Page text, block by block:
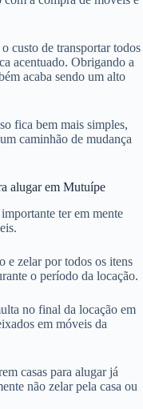
custo de transportar todos
acentuado. Obrigando a
acaba sendo um alto
fica bem mais simples,
caminhão de mudança
alugar em Mutuípe
ter em mente
e zelar por todos os itens
o período da locação.
no final da locação em
em móveis da
casas para alugar já
não zelar pela casa ou